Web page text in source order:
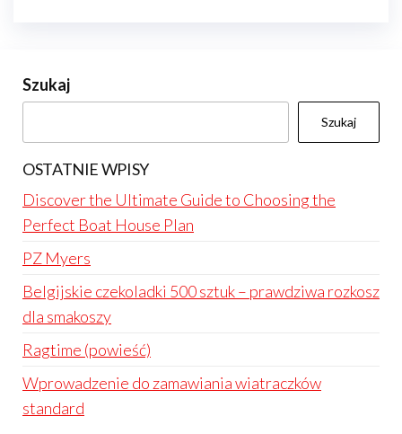
Szukaj
Szukaj
OSTATNIE WPISY
Discover the Ultimate Guide to Choosing the
Perfect Boat House Plan
PZ Myers
Belgijskie czekoladki 500 sztuk – prawdziwa rozkosz
dla smakoszy
Ragtime (powieść)
Wprowadzenie do zamawiania wiatraczków
standard